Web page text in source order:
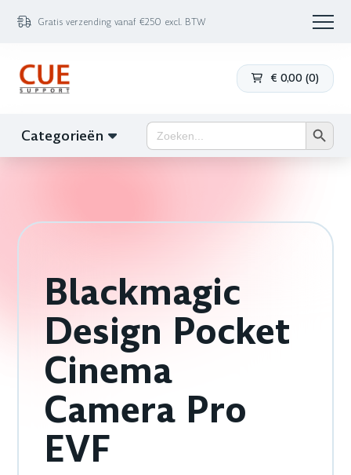
Gratis verzending vanaf €250 excl. BTW
€ 0,00 (0)
Categorieën Zoek
naar:
Blackmagic
Design Pocket
Cinema
Camera Pro
EVF